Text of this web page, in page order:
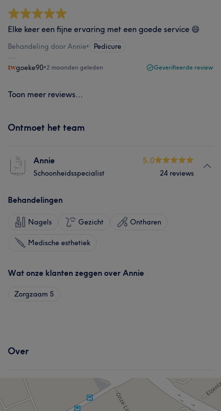
Elke keer een fijne ervaring met een goede service 😄
Behandeling door Annie• Pedicure
goeke90•2 maanden geleden Geverifieerde review
Toon meer reviews...
Ontmoet het team
Annie
Schoonheidsspecialist
5.0
24 reviews
Behandelingen
Nagels Gezicht Ontharen
Medische esthetiek
Wat onze klanten zeggen over Annie
Zorgzaam 5
Over